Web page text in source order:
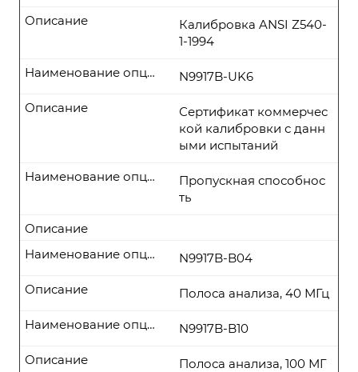
Калибровка ANSI Z540-
1-1994
Описание
N9917B-UK6
Наименование опции
Сертификат коммерчес
кой калибровки с данн
ыми испытаний
Описание
Пропускная способнос
ть
Наименование опции
Описание
N9917B-B04
Наименование опции
Полоса анализа, 40 МГц
Описание
N9917B-B10
Наименование опции
Полоса анализа, 100 МГ
Описание